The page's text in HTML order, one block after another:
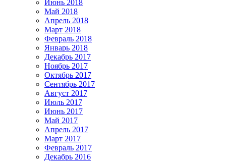
Июнь 2018
Май 2018
Апрель 2018
Март 2018
Февраль 2018
Январь 2018
Декабрь 2017
Ноябрь 2017
Октябрь 2017
Сентябрь 2017
Август 2017
Июль 2017
Июнь 2017
Май 2017
Апрель 2017
Март 2017
Февраль 2017
Декабрь 2016